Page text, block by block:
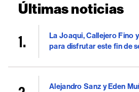
Últimas noticias
La Joaqui, Callejero Fino
para disfrutar este fin de
Alejandro Sanz y Eden